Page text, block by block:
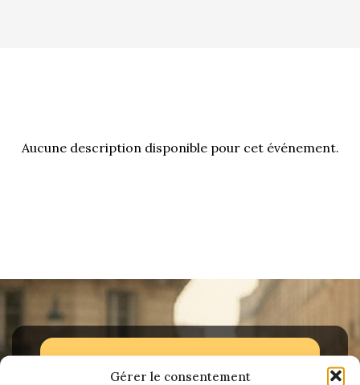
Gérer le consentement
membres
Présentation 15 six
Evolution 7 et 11 -
1934/1941
Aucune description disponible pour cet événement.
ADHÉREZ DÈS MAINTENANT